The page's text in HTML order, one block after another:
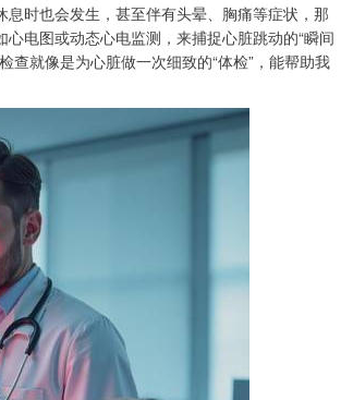
时也会发生，甚至伴有头晕、胸痛等症状，那
电图或动态心电监测，来捕捉心脏跳动的“瞬间
查就像是为心脏做一次细致的“体检”，能帮助我